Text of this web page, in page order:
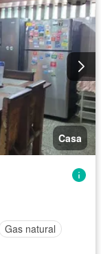
Casa
Gas natural